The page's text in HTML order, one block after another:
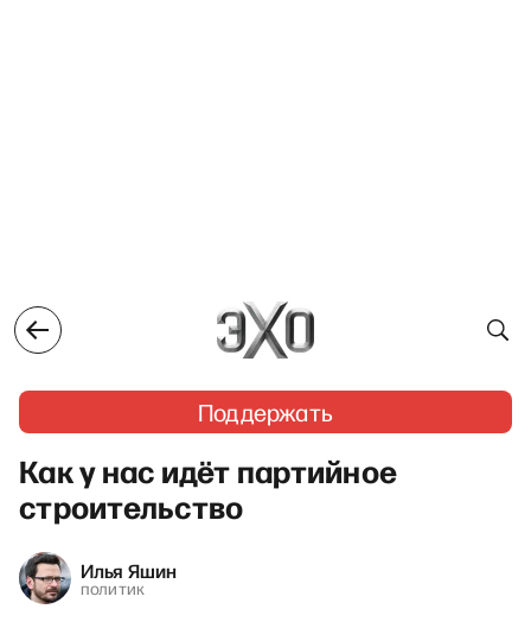
Поддержать
Как у нас идёт партийное
строительство
Илья Яшин
политик